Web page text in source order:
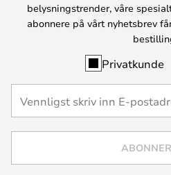
belysningstrender, våre
abonnere på vårt nyhetsbrev
Privatkunde